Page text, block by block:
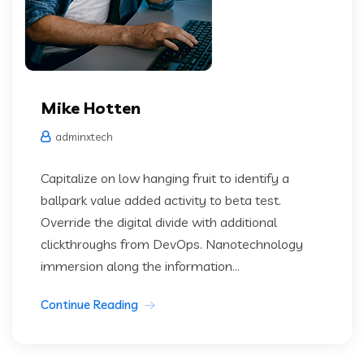
Mike Hotten
adminxtech
Capitalize on low hanging fruit to identify a
ballpark value added activity to beta test.
Override the digital divide with additional
clickthroughs from DevOps. Nanotechnology
immersion along the information...
Continue Reading